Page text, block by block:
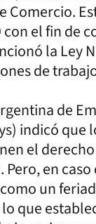
Comercio.
con el fin de
la Ley
de
de
indicó que
el
Pero, en
un
que